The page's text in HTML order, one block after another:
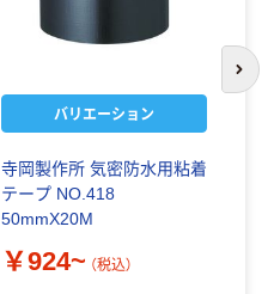
バリエーション
寺岡製作所 気密防水用粘着
テープ NO.418
50mmX20M
￥924~ （税込）
次